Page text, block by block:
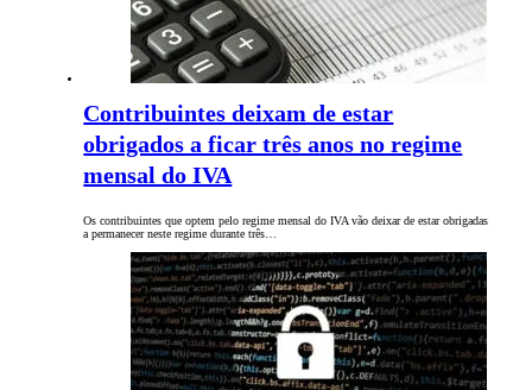
Contribuintes deixam de estar
obrigados a ficar três anos no regime
mensal do IVA
Os contribuintes que optem pelo regime mensal do IVA vão deixar de estar obrigadas
a permanecer neste regime durante três…